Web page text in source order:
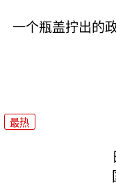
一个瓶盖拧出的
最热